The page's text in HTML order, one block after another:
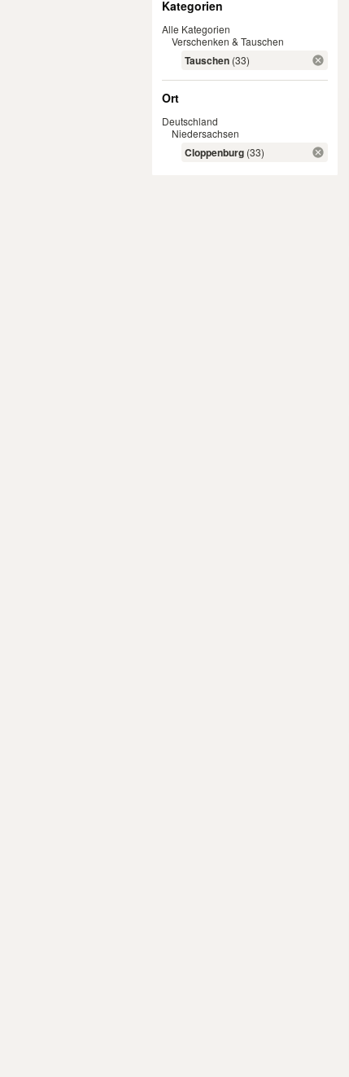
Kategorien
Alle Kategorien
Verschenken & Tauschen
Tauschen (33)
Ort
Deutschland
Niedersachsen
Cloppenburg (33)